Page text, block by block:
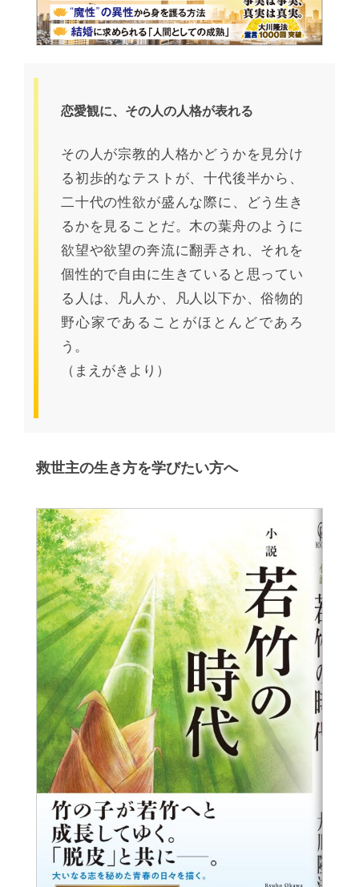
恋愛観に、その人の人格が表れる
その人が宗教的人格かどうかを見分け
る初歩的なテストが、十代後半から、
二十代の性欲が盛んな際に、どう生き
るかを見ることだ。木の葉舟のように
欲望や欲望の奔流に翻弄され、それを
個性的で自由に生きていると思ってい
る人は、凡人か、凡人以下か、俗物的
野心家であることがほとんどであろ
う。
（まえがきより）
救世主の生き方を学びたい方へ